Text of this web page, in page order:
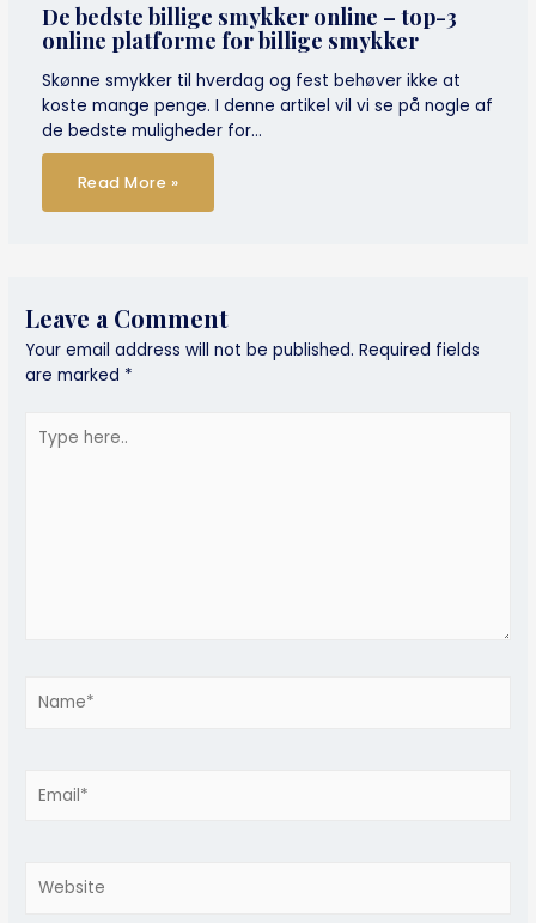
De bedste billige smykker online – top-3
online platforme for billige smykker
Skønne smykker til hverdag og fest behøver ikke at
koste mange penge. I denne artikel vil vi se på nogle af
de bedste muligheder for…
Read More »
Leave a Comment
Your email address will not be published. Required fields
are marked *
here..